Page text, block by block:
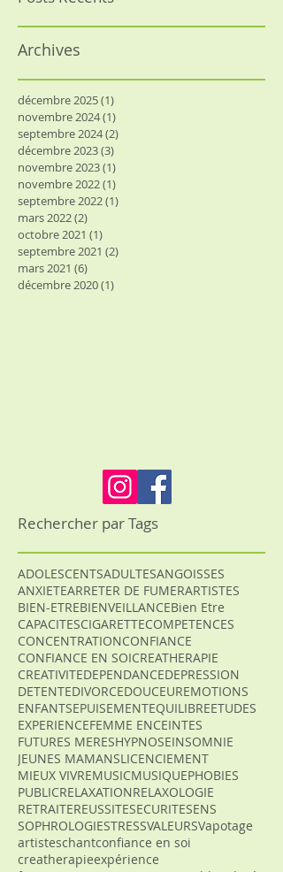
Archives
décembre 2025(1)
novembre 2024(1)
septembre 2024(2)
décembre 2023(3)
novembre 2023(1)
novembre 2022(1)
septembre 2022(1)
mars 2022(2)
octobre 2021 (1)
septembre 2021 (2)
mars 2021 (6)
décembre 2020(1)
Rechercher par Tags
ADOLESCENTSADULTESANGOISSES
ANXIETEARRETER DE FUMERARTISTES
BIEN-ETREBIENVEILLANCEBien Etre
CAPACITESCIGARETTECOMPETENCES
CONCENTRATIONCONFIANCE
CONFIANCE EN SOICREATHERAPIE
CREATIVITEDEPENDANCEDEPRESSION
DETENTEDIVORCEDOUCEUREMOTIONS
ENFANTSEPUISEMENTEQUILIBREETUDES
EXPERIENCEFEMME ENCEINTES
FUTURES MERESHYPNOSEINSOMNIE
JEUNES MAMANSLICENCIEMENT
MIEUX VIVREMUSICMUSIQUEPHOBIES
PUBLICRELAXATIONRELAXOLOGIE
RETRAITEREUSSITESECURITESENS
SOPHROLOGIESTRESSVALEURSVapotage
artisteschantconfiance en soi
creatherapieexpérience